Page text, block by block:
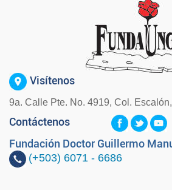
Visítenos
9a. Calle Pte. No. 4919, Col.
Contáctenos
Fundación Doctor Guillermo
(+503) 6071 - 6686